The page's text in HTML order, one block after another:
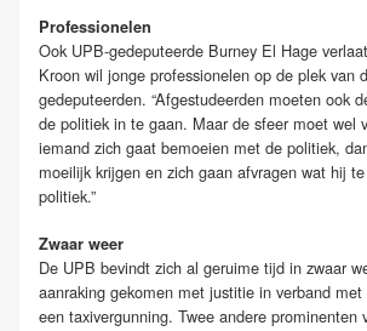
Professionelen
Ook UPB-gedeputeerde Burney El Hage
Kroon wil jonge professionelen op de plek van
gedeputeerden. “Afgestudeerden moeten ook
de politiek in te gaan. Maar de sfeer moet wel
iemand zich gaat bemoeien met de politiek,
moeilijk krijgen en zich gaan afvragen wat hij
politiek.”
Zwaar weer
De UPB bevindt zich al geruime tijd in zwaar
aanraking gekomen met justitie in verband
een taxivergunning. Twee andere prominenten